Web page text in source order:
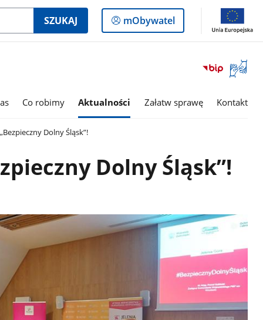
SZUKAJ
Logowanie
do
mObywatel
Otwórz
okno
Co robimy Aktualności Załatw sprawę Kontakt
Dolny Śląsk”!
Dolny Śląsk”!